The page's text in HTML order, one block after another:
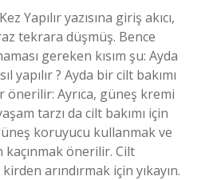
Yapılır yazısına giriş akıcı,
tekrara düşmüş. Bence
gereken kısım şu: Ayda
yapılır ? Ayda bir cilt bakımı
önerilir: Ayrıca, güneş kremi
tarzı da cilt bakımı için
koruyucu kullanmak ve
kaçınmak önerilir. Cilt
arındırmak için yıkayın.